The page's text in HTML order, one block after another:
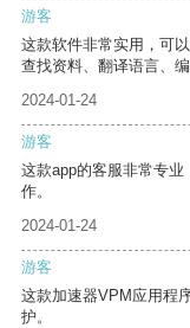
游客
这款软件非常实用，可
查找资料、翻译语言、编
2024-01-24
游客
这款app的客服非常专
作。
2024-01-24
游客
这款加速器VPM应用程
护。